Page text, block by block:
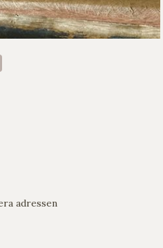
adressen